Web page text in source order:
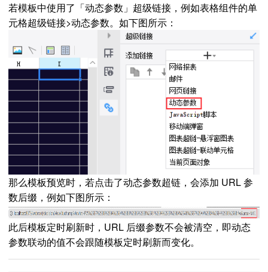
若模板中使用了「动态参数」超级链接，例如表格组件的单
元格超级链接>动态参数。如下图所示：
那么模板预览时，若点击了动态参数超链，会添加 URL 参
数后缀，例如下图所示：
此后模板定时刷新时，URL 后缀参数不会被清空，即动态
参数联动的值不会跟随模板定时刷新而变化。